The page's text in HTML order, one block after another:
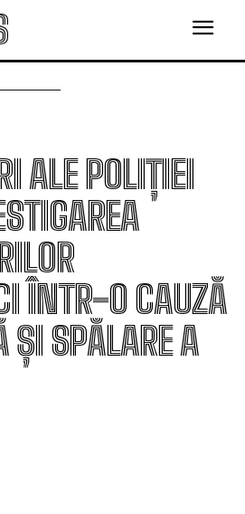
ALE POLIȚIEI
ÎNTR-O CAUZĂ
ȘI SPĂLARE A